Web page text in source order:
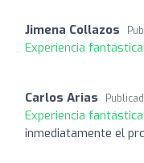
Jimena Collazos
Experiencia fantástica:
Carlos Arias
Experiencia fantástica:
inmediatamente el